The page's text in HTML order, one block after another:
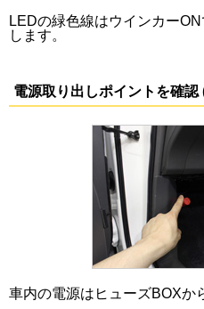
LEDの緑色線はウインカー
します。
電源取り出しポイントを確認
車内の電源はヒューズBOXか